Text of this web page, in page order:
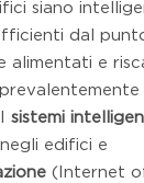
siano
dal
alimentati e
sistemi
edifici e
(Internet